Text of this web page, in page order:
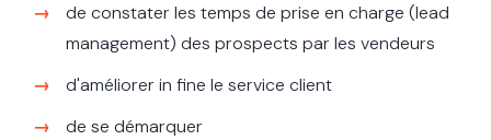
de constater les temps de prise en charge (lead
management) des prospects par les vendeurs
d'améliorer in fine le service client
de se démarquer